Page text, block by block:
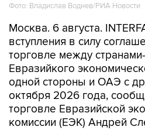
Фото: Владислав Воднев/РИА Новости
Москва. 6 августа.
вступления в силу
торговле между
Евразийкого
одной стороны и ОАЭ с
октября 2026 года,
торговле Евразийской
комиссии (ЕЭК) Андрей